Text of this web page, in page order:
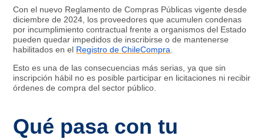
Con el nuevo Reglamento de Compras Públicas vigente desde
diciembre de 2024, los proveedores que acumulen condenas
por incumplimiento contractual frente a organismos del Estado
pueden quedar impedidos de inscribirse o de mantenerse
habilitados en el Registro de ChileCompra.
Esto es una de las consecuencias más serias, ya que sin
inscripción hábil no es posible participar en licitaciones ni recibir
órdenes de compra del sector público.
Qué pasa con tu